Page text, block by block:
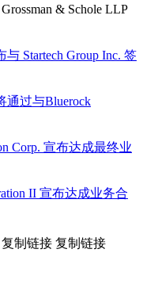
& Schole LLP
Startech Group Inc. 签
通过与Bluerock
Corp. 宣布达成最终业
II 宣布达成业务合
复制链接 复制链接